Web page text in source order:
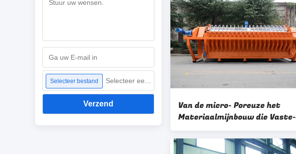
Selecteer bestand
Verzend
Van de micro- Poreuze het
Materiaalmijnbouw die Vaste-
vloeibare stofscheiding
Gemakkelijke Verrichting